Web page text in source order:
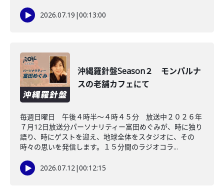
2026.07.19 |00:13:00
沖縄羅針盤Season２ モンパルナ
スの老舗カフェにて
毎週日曜日 午後４時半～４時４５分 放送中２０２６年
７月12日放送分パーソナリティー富田めぐみが、時に独り
語り、時にゲストを迎え、地球全体をスタジオに、その
時々の思いを発信します。１５分間のラジオコラ...
2026.07.12|00:12:15